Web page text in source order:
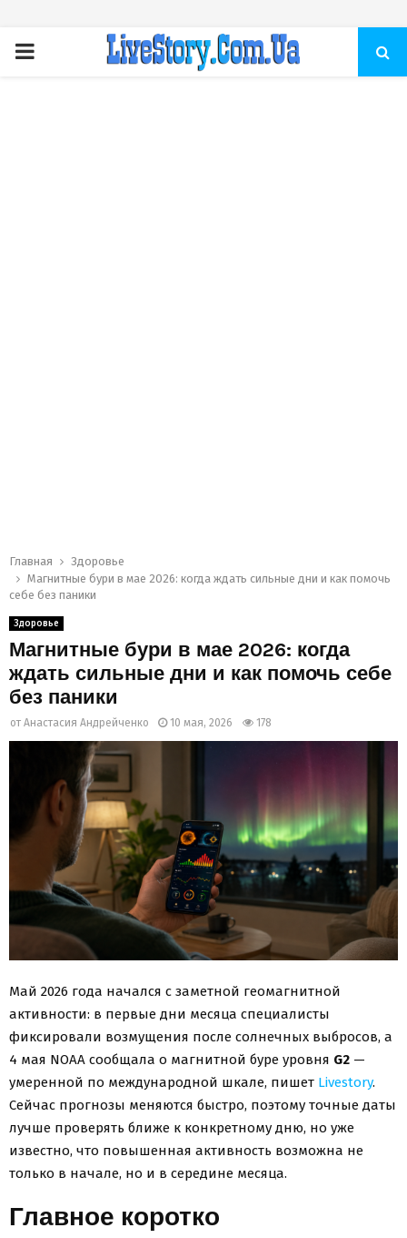
ПЕРВИЧНОЕ
Главная
Здоровье
Магнитные бури в мае 2026: когда ждать сильные дни и как помочь
себе без паники
Здоровье
Магнитные бури в мае 2026: когда
ждать сильные дни и как помочь себе
без паники
от Анастасия Андрейченко 10 мая, 2026 178
Май 2026 года начался с заметной геомагнитной
активности: в первые дни месяца специалисты
фиксировали возмущения после солнечных выбросов, а
4 мая NOAA сообщала о магнитной буре уровня G2 —
умеренной по международной шкале, пишет Livestory.
Сейчас прогнозы меняются быстро, поэтому точные даты
лучше проверять ближе к конкретному дню, но уже
известно, что повышенная активность возможна не
только в начале, но и в середине месяца.
Главное коротко